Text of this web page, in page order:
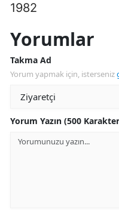
1982
Yorumlar
Takma Ad
Yorum yapmak için, isterseniz
Yorum Yazın (500